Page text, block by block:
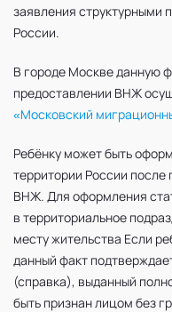
заявления
России.
В городе Москве данную
предоставлении ВНЖ
«Московский
Ребёнку может быть
территории России после
ВНЖ. Для оформления
в территориальное
месту жительства Если
данный факт
(справка), выданный
быть признан лицом без